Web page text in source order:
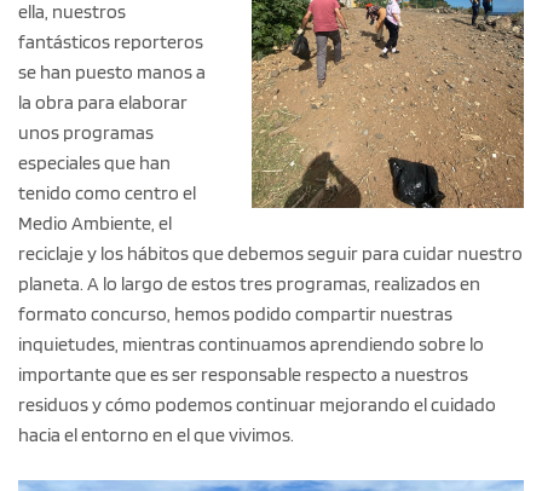
ella, nuestros
fantásticos reporteros
se han puesto manos a
la obra para elaborar
unos programas
especiales que han
tenido como centro el
Medio Ambiente, el
reciclaje y los hábitos que debemos seguir para cuidar nuestro
planeta. A lo largo de estos tres programas, realizados en
formato concurso, hemos podido compartir nuestras
inquietudes, mientras continuamos aprendiendo sobre lo
importante que es ser responsable respecto a nuestros
residuos y cómo podemos continuar mejorando el cuidado
hacia el entorno en el que vivimos.